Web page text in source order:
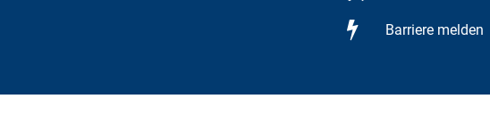
Barriere melden